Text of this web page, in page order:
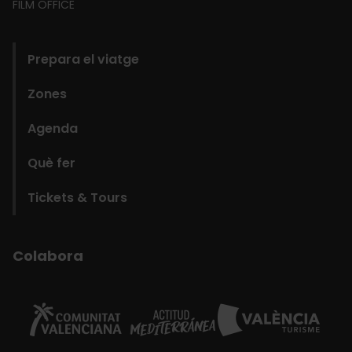
FILM OFFICE
Prepara el viatge
Zones
Agenda
Què fer
Tickets & Tours
Colabora